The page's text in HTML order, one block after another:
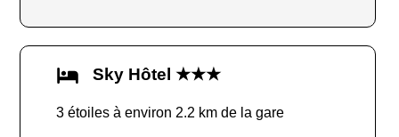
Sky Hôtel ★★★
3 étoiles à environ 2.2 km de la gare